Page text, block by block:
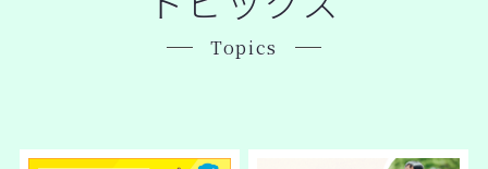
Topics